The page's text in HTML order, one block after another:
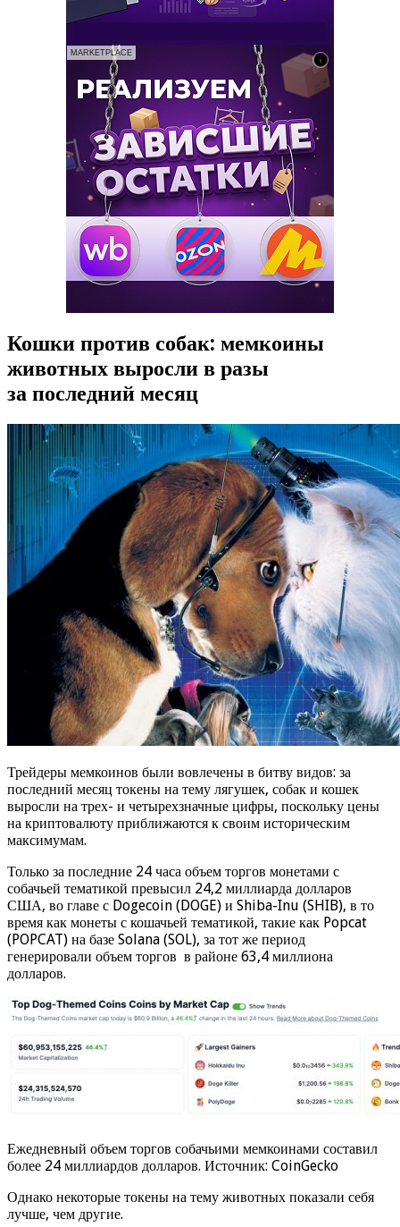
MARKETPLACE
Кошки против собак: мемкоины
животных выросли в разы
за последний месяц
Трейдеры мемкоинов были вовлечены в битву видов: за
последний месяц токены на тему лягушек, собак и кошек
выросли на трех- и четырехзначные цифры, поскольку цены
на криптовалюту приближаются к своим историческим
максимумам.
Только за последние 24 часа объем торгов монетами с
собачьей тематикой превысил 24,2 миллиарда долларов
США, во главе с Dogecoin (DOGE) и Shiba-Inu (SHIB), в то
время как монеты с кошачьей тематикой, такие как Popcat
(POPCAT) на базе Solana (SOL), за тот же период
генерировали объем торгов в районе 63,4 миллиона
долларов.
Ежедневный объем торгов собачьими мемкоинами составил
более 24 миллиардов долларов. Источник: CoinGecko
Однако некоторые токены на тему животных показали себя
лучше, чем другие.